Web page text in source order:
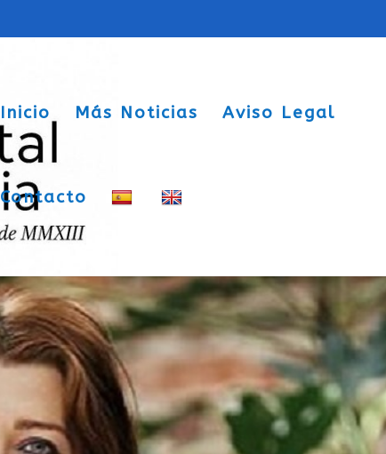
Inicio Más Noticias Aviso Legal
Contacto